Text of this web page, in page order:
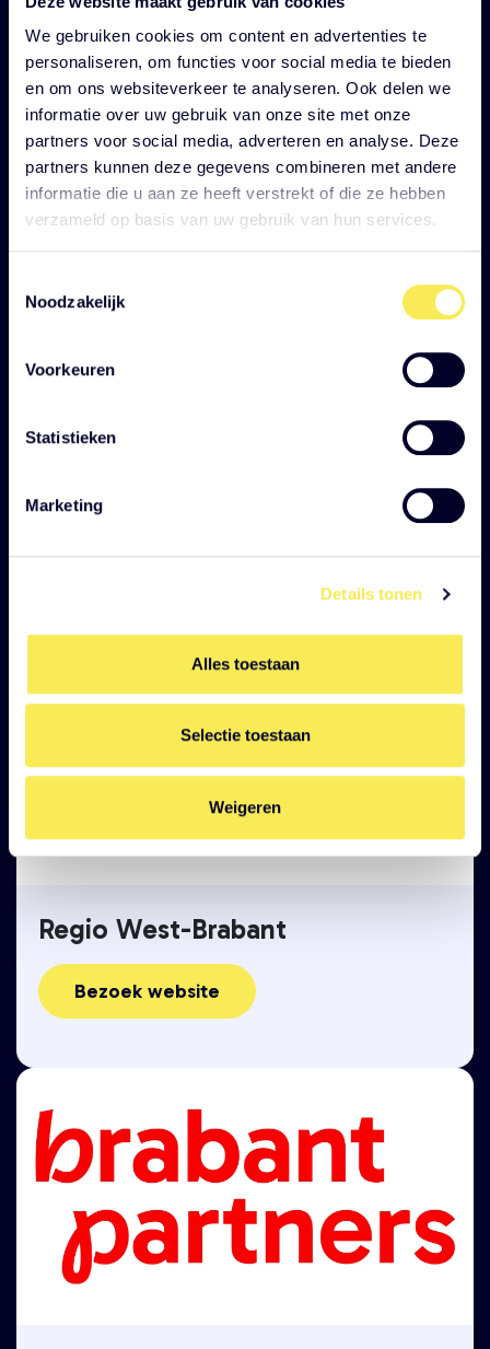
We gebruiken cookies om content en advertenties te
personaliseren, om functies voor social media te bieden
en om ons websiteverkeer te analyseren. Ook delen we
informatie over uw gebruik van onze site met onze
partners voor social media, adverteren en analyse. Deze
partners kunnen deze gegevens combineren met andere
informatie die u aan ze heeft verstrekt of die ze hebben
verzameld op basis van uw gebruik van hun services.
Noodzakelijk
Voorkeuren
Statistieken
Marketing
Details tonen
Alles toestaan
Selectie toestaan
Weigeren
Brabant Stad
Bezoek website
Bezoek website
Regio West-Brabant
Bezoek website